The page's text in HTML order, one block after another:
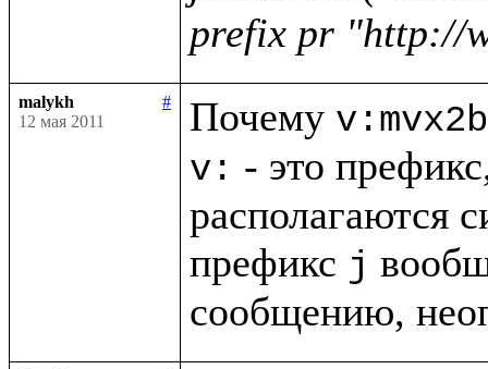
prefix pr "http://
malykh
#
12 мая 2011
Почему
v: - это
располагаются
префикс j
сообщению,